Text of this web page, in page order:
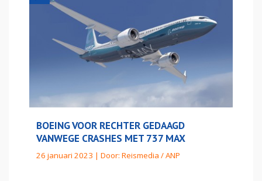
BOEING VOOR RECHTER GEDAAGD
VANWEGE CRASHES MET 737 MAX
26 januari 2023 | Door: Reismedia / ANP